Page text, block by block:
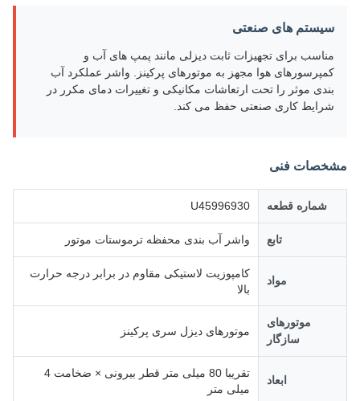
سیستم های صنعتی
مناسب برای تجهیزات ثابت دیزلی مانند پمپ های آب و
کمپرسورهای هوا مجهز به موتورهای پرکینز. واشر عملکرد آب
بندی موثر را تحت ارتعاشات مکانیکی و تغییرات دمای مکرر در
شرایط کاری صنعتی حفظ می کند.
مشخصات فنی
شماره قطعه U45996930
تابع واشر آب بندی محفظه ترموستات موتور
مواد
کامپوزیت لاستیکی مقاوم در برابر درجه حرارت
بالا
موتورهای
سازگار
موتورهای دیزل سری پرکینز
ابعاد
تقریبا 80 میلی متر قطر بیرونی × ضخامت 4
میلی متر